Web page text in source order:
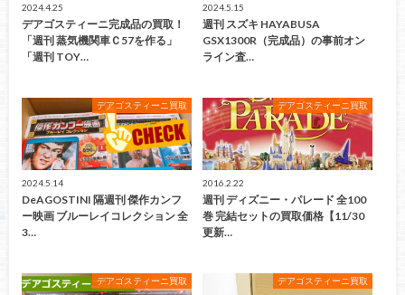
2024.4.25
デアゴスティーニ完成品の買取！
「週刊 蒸気機関車Ｃ57を作る」
「週刊 TOY…
2024.5.15
週刊 スズキ HAYABUSA
GSX1300R（完成品）の事前オン
ライン査…
デアゴスティーニ買取
2024.5.14
DeAGOSTINI 隔週刊 傑作カンフ
ー映画 ブルーレイコレクション 全
3…
デアゴスティーニ買取
2016.2.22
週刊 ディズニー・パレード 全100
巻 完結セットの買取価格【11/30
更新…
デアゴスティーニ買取 デアゴスティーニ買取